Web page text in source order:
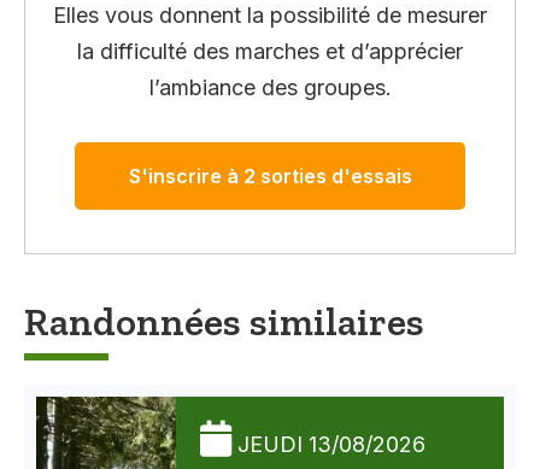
Elles vous donnent la possibilité de mesurer
la difficulté des marches et d’apprécier
l’ambiance des groupes.
S'inscrire à 2 sorties d'essais
Randonnées similaires
JEUDI 13/08/2026